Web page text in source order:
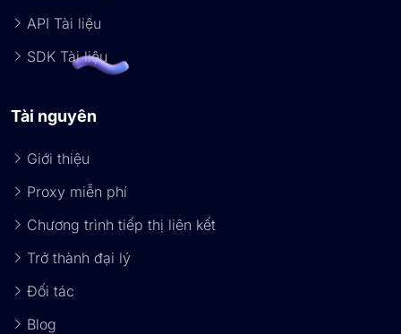
API Tài liệu
SDK Tài liệu
Tài nguyên
Giới thiệu
Proxy miễn phí
Chương trình tiếp thị liên kết
Trở thành đại lý
Đối tác
Blog